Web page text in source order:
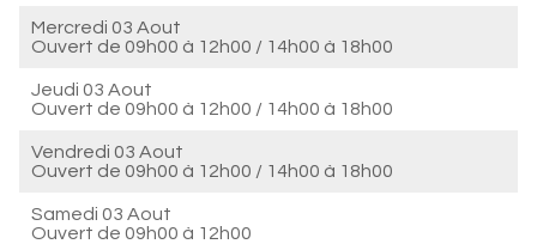
Mercredi 03 Aout
Ouvert de 09h00 à 12h00 / 14h00 à 18h00
Jeudi 03 Aout
Ouvert de 09h00 à 12h00 / 14h00 à 18h00
Vendredi 03 Aout
Ouvert de 09h00 à 12h00 / 14h00 à 18h00
Samedi 03 Aout
Ouvert de 09h00 à 12h00